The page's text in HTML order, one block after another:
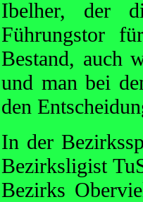
Ibelher, der
Führungstor
Bestand, auch
und man bei
den
In der
Bezirksligist
Bezirks